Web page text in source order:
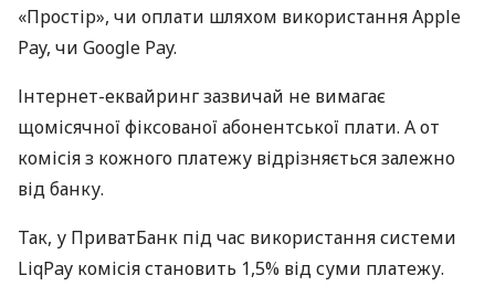
«Простір», чи оплати шляхом використання Apple
Pay, чи Google Pay.
Інтернет-еквайринг зазвичай не вимагає
щомісячної фіксованої абонентської плати. А от
комісія з кожного платежу відрізняється залежно
від банку.
Так, у ПриватБанк під час використання системи
LiqPay комісія становить 1,5% від суми платежу.